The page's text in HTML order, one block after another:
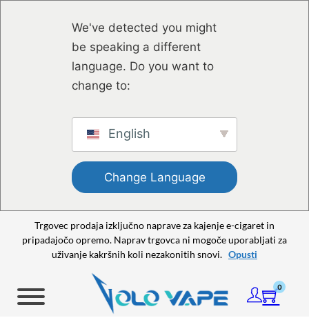
We've detected you might
be speaking a different
language. Do you want to
change to:
English
Change Language
Trgovec prodaja izključno naprave za kajenje e-cigaret in
pripadajočo opremo. Naprav trgovca ni mogoče uporabljati za
uživanje kakršnih koli nezakonitih snovi. Opusti
0